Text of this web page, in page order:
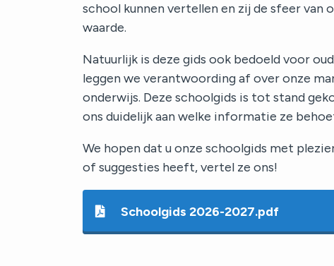
Aanmelden
school kunnen vertellen en zij de sfeer van
waarde.
Natuurlijk is deze gids ook bedoeld voor
leggen we verantwoording af over onze
onderwijs. Deze schoolgids is tot stand
ons duidelijk aan welke informatie ze
We hopen dat u onze schoolgids met
of suggesties heeft, vertel ze ons!
Schoolgids 2026-2027.pdf